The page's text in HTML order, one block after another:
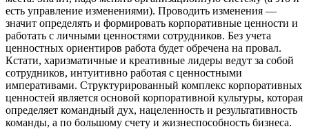
есть управление изменениями). Проводить изменения —
значит определять и формировать корпоративные ценности и
работать с личными ценностями сотрудников. Без учета
ценностных ориентиров работа будет обречена на провал.
Кстати, харизматичные и креативные лидеры ведут за собой
сотрудников, интуитивно работая с ценностными
императивами. Структурированный комплекс корпоративных
ценностей является основой корпоративной культуры, которая
определяет командный дух, нацеленность и результативность
команды, а по большому счету и жизнеспособность бизнеса.